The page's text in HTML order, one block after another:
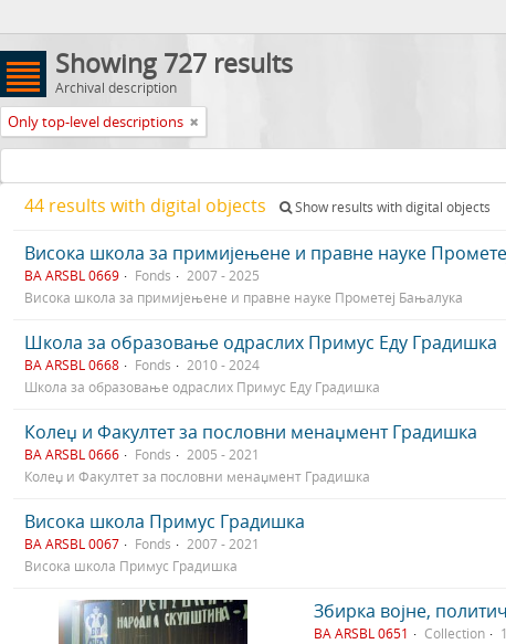
Showing 727 results
Archival description
Only top-level descriptions
44 results with digital objects Show results with digital objects
Висока школа за примијењене и правне науке
BA ARSBL 0669 Fonds
2007 - 2025
Висока школа за примијењене и правне науке Прометеј Бањалука
Школа за образовање одраслих Примус Еду Градишка
BA ARSBL 0668 Fonds
2010 - 2024
Школа за образовање одраслих Примус Еду Градишка
Колеџ и Факултет за пословни менаџмент Градишка
BA ARSBL 0666 Fonds
2005 - 2021
Колеџ и Факултет за пословни менаџмент Градишка
Висока школа Примус Градишка
BA ARSBL 0067 Fonds
2007 - 2021
Висока школа Примус Градишка
Збирка војне,
BA ARSBL 0651 Collection